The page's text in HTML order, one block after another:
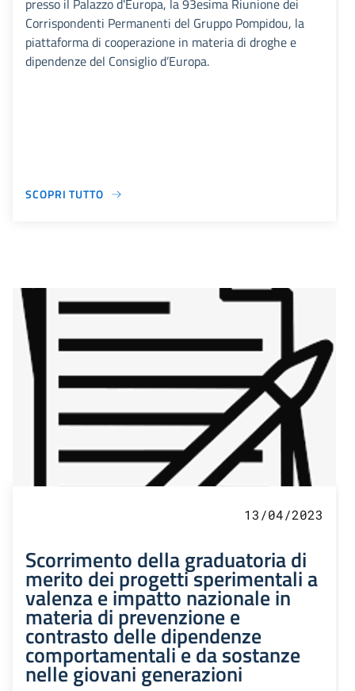
presso il Palazzo d'Europa, la 93esima Riunione dei
Corrispondenti Permanenti del Gruppo Pompidou, la
piattaforma di cooperazione in materia di droghe e
dipendenze del Consiglio d’Europa.
SCOPRI TUTTO
13/04/2023
Scorrimento della graduatoria di
merito dei progetti sperimentali a
valenza e impatto nazionale in
materia di prevenzione e
contrasto delle dipendenze
comportamentali e da sostanze
nelle giovani generazioni